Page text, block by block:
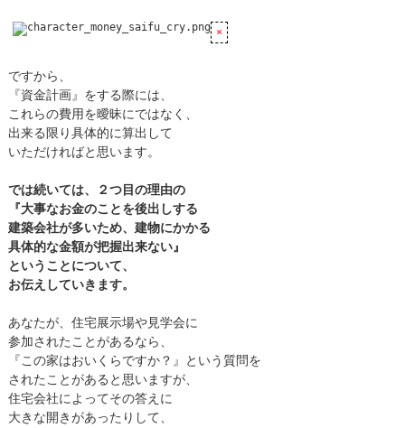
ですから、
『資金計画』をする際には、
これらの費用を曖昧にではなく、
出来る限り具体的に算出して
いただければと思います。
では続いては、２つ目の理由の
『大事なお金のことを後出しする
建築会社が多いため、建物にかかる
具体的な金額が把握出来ない』
ということについて、
お伝えしていきます。
あなたが、住宅展示場や見学会に
参加されたことがあるなら、
『この家はおいくらですか？』という質問を
されたことがあると思いますが、
住宅会社によってその答えに
大きな開きがあったりして、